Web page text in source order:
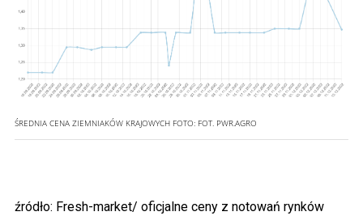
ŚREDNIA CENA ZIEMNIAKÓW KRAJOWYCH FOTO: FOT. PWR.AGRO
źródło: Fresh-market/ oficjalne ceny z notowań rynków